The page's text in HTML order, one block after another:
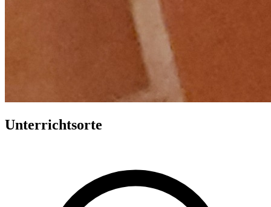
Unterrichtsorte